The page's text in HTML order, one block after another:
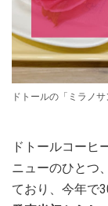
ドトールの「ミラノ
ドトールコーヒ
ニューのひとつ
ており、今年で